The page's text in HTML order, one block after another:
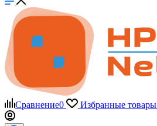
Сравнение0 Избранные товары